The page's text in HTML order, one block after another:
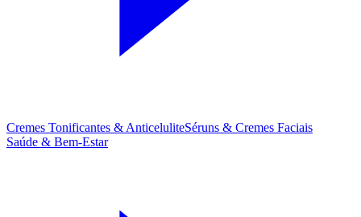
Cremes Tonificantes & AnticeluliteSéruns & Cremes Faciais
Saúde & Bem-Estar